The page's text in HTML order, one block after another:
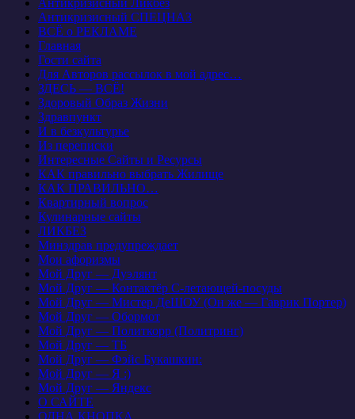
Антикризисный Ликбез
Антикризисный СПЕЦНАЗ
ВСЁ о РЕКЛАМЕ
Главная
Гости сайта
Для Авторов рассылок в мой адрес…
ЗДЕСЬ — ВСЁ!
Здоровый Образ Жизни
Здравпункт
И в безкультурье
Из переписки
Интересные Сайты и Ресурсы
КАК правильно выбрать Жилище
КАК ПРАВИЛЬНО…
Квартирный вопрос
Кулинарные сайты
ЛИКБЕЗ
Минздрав предупреждает
Мои афоризмы
Мой Друг — Дуэлянт
Мой Друг — Контактёр С-летающей-посуды
Мой Друг — Мистер ДеШОУ (Он же — Гаврик Портер)
Мой Друг — Обормот
Мой Друг — Политкорр (Политринг)
Мой Друг — ТБ
Мой Друг — Фэйс Букашкин:
Мой Друг — Я :)
Мой Друг — Яндекс
О САЙТЕ
ОДНА КНОПКА